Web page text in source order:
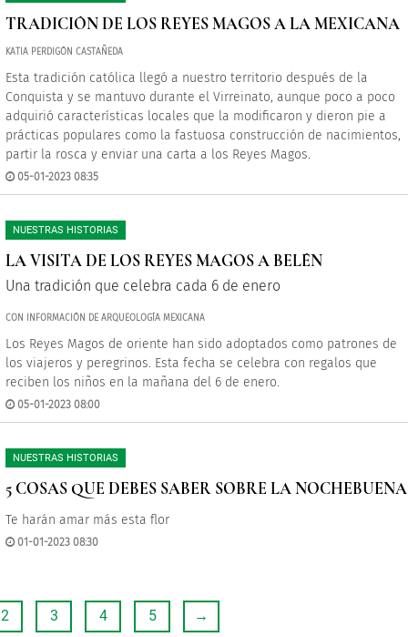
TRADICIÓN DE LOS REYES MAGOS A LA MEXICANA
KATIA PERDIGÓN CASTAÑEDA
Esta tradición católica llegó a nuestro territorio después de la
Conquista y se mantuvo durante el Virreinato, aunque poco a poco
adquirió características locales que la modificaron y dieron pie a
prácticas populares como la fastuosa construcción de nacimientos,
partir la rosca y enviar una carta a los Reyes Magos.
05-01-2023 08:35
NUESTRAS HISTORIAS
LA VISITA DE LOS REYES MAGOS A BELÉN
Una tradición que celebra cada 6 de enero
CON INFORMACIÓN DE ARQUEOLOGÍA MEXICANA
Los Reyes Magos de oriente han sido adoptados como patrones de
los viajeros y peregrinos. Esta fecha se celebra con regalos que
reciben los niños en la mañana del 6 de enero.
05-01-2023 08:00
NUESTRAS HISTORIAS
5 COSAS QUE DEBES SABER SOBRE LA NOCHEBUENA
Te harán amar más esta flor
01-01-2023 08:30
2 3 4 5 →